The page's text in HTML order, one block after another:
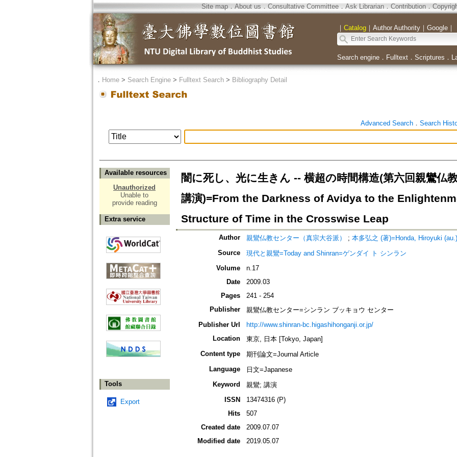
Site map．About us ． Consultative Committee． Ask Librarian． Contribution．
｜ Catalog｜ Author Authority｜ Google｜
Search engine． Fulltext． Scriptures ．
． Home> Search Engine> Fulltext Search> Bibliography Detail
Advanced Search． Search
Available resources
Unauthorized
Unable to
provide reading
Extra service
Tools
Export
闇に死し、光に生きん -- 横超の時間構造(第六回親鸞仏
講演)=From the Darkness of Avidya to the
Structure of Time in the Crosswise Leap
Author 親鸞仏教センター（真宗大谷派） ; 本多弘之 (著)=Honda, Hiroyuki (au.)
Source
現代と親鸞=Today and Shinran=ゲンダイ ト シンラン
Volume
n.17
Date
2009.03
Pages
241 - 254
Publisher
親鸞仏教センター=シンラン ブッキョウ センター
Publisher Url
http://www.shinran-bc.higashihonganji.or.jp/
Location
東京, 日本 [Tokyo, Japan]
Content type
期刊論文=Journal Article
Language
日文=Japanese
Keyword
親鸞; 講演
ISSN
13474316 (P)
Hits
507
Created date
2009.07.07
Modified date
2019.05.07